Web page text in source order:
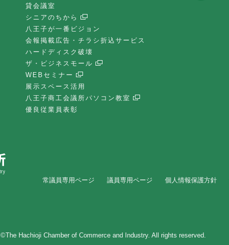
貸会議室
シニアのちから
八王子が一番ビジョン
会報掲載広告・チラシ折込サービス
ハードディスク破壊
ザ・ビジネスモール
WEBセミナー
展示スペース活用
八王子商工会議所パソコン教室
優良従業員表彰
常議員専用ページ 議員専用ページ 個人情報保護方針
©The Hachioji Chamber of Commerce and Industry. All rights reserved.